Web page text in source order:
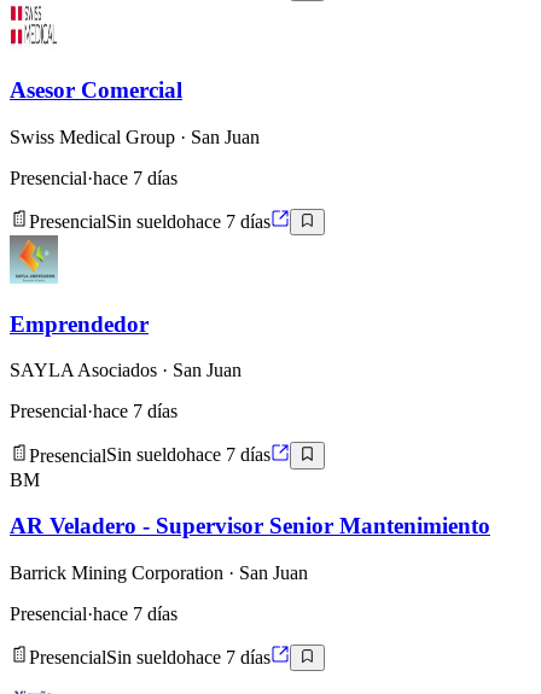
Asesor Comercial
Swiss Medical Group · San Juan
Presencial·hace 7 días
PresencialSin sueldohace 7 días
Emprendedor
SAYLA Asociados · San Juan
Presencial·hace 7 días
PresencialSin sueldohace 7 días
BM
AR Veladero - Supervisor Senior Mantenimiento
Barrick Mining Corporation · San Juan
Presencial·hace 7 días
PresencialSin sueldohace 7 días